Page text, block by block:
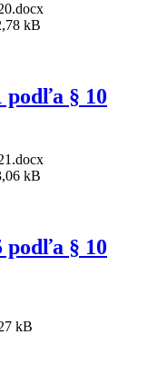
kB
podľa § 10
kB
podľa § 10
kB